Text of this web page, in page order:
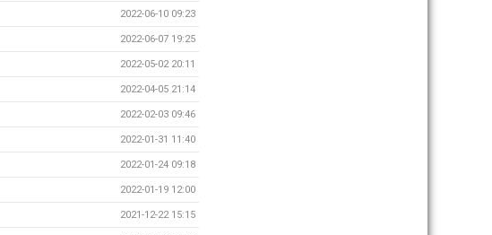
2022-06-10 09:23
2022-06-07 19:25
2022-05-02 20:11
2022-04-05 21:14
2022-02-03 09:46
2022-01-31 11:40
2022-01-24 09:18
2022-01-19 12:00
2021-12-22 15:15